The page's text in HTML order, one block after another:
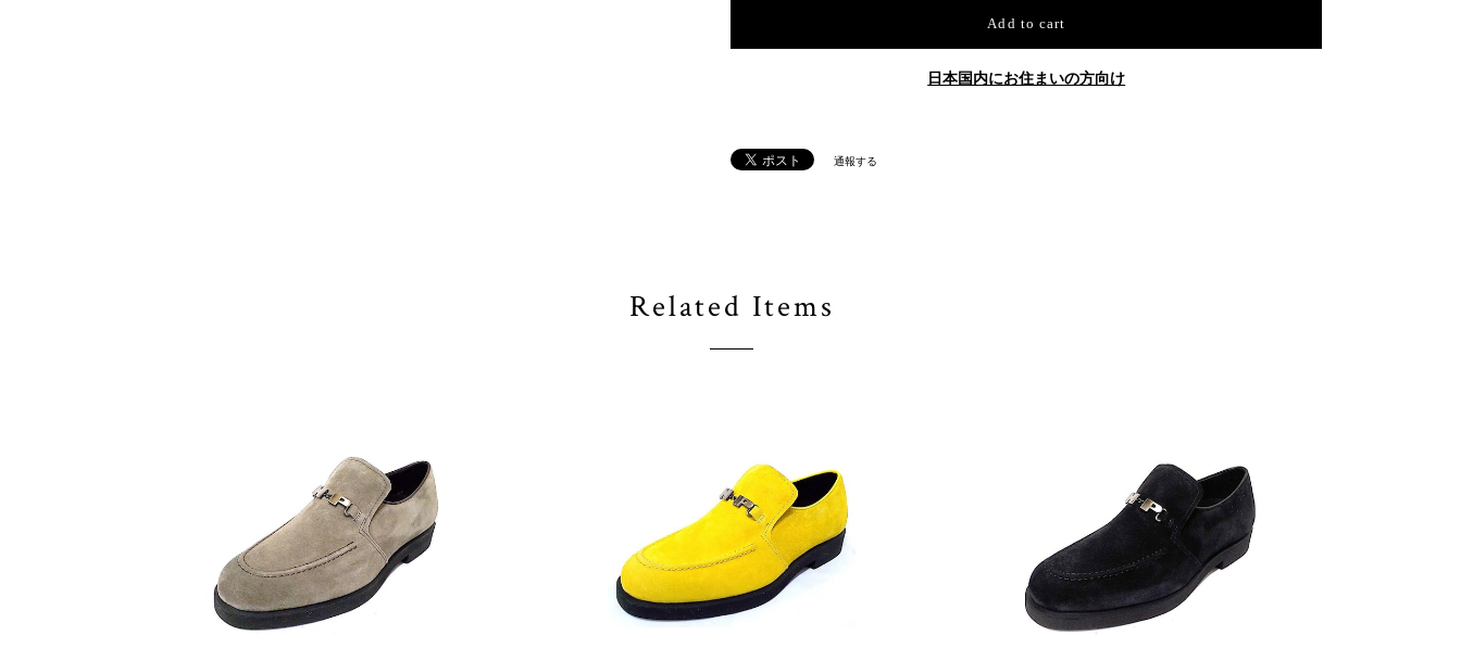
Add to cart
日本国内にお住まいの方向け
通報する
Related Items